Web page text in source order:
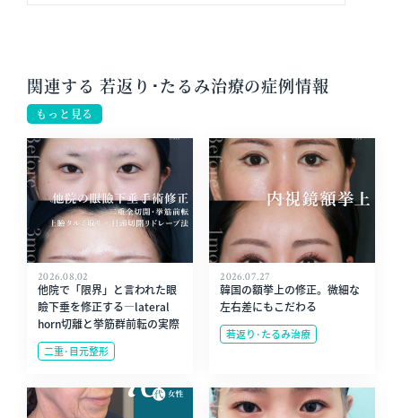
関連する 若返り･たるみ治療の症例情報
もっと見る
2026.08.02
他院で「限界」と言われた眼
瞼下垂を修正する—lateral
horn切離と挙筋群前転の実際
二重･目元整形
2026.07.27
韓国の額挙上の修正。微細な
左右差にもこだわる
若返り･たるみ治療